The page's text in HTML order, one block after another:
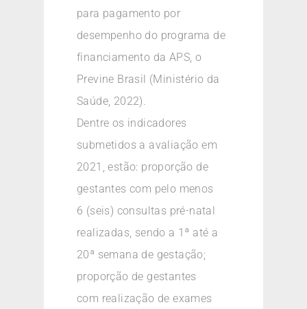
para pagamento por
desempenho do programa de
financiamento da APS, o
Previne Brasil (Ministério da
Saúde, 2022).
Dentre os indicadores
submetidos a avaliação em
2021, estão: proporção de
gestantes com pelo menos
6 (seis) consultas pré-natal
realizadas, sendo a 1ª até a
20ª semana de gestação;
proporção de gestantes
com realização de exames